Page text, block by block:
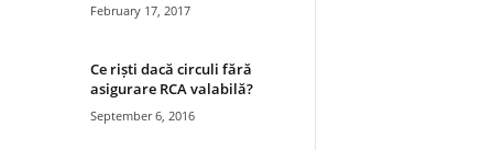
February 17, 2017
Ce riști dacă circuli fără
asigurare RCA valabilă?
September 6, 2016